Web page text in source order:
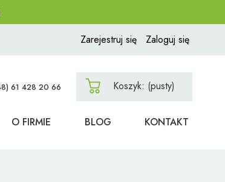
Zarejestruj się
Zaloguj się
Koszyk: (pusty)
O FIRMIE BLOG KONTAKT